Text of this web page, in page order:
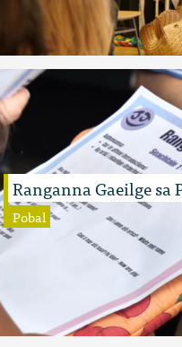
Ranganna Gaeilge sa
Pobal